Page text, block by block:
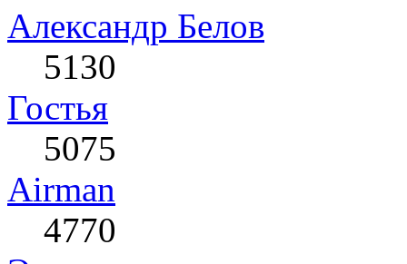
Александр Белов
5130
Гостья
5075
Airman
4770